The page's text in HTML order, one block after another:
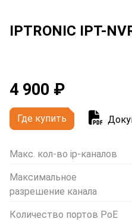
IPTRONIC IPT-
4 900 ₽
Где купить
Макс. кол-во ip-каналов
Максимальное
разрешение канала
Количество портов PoE